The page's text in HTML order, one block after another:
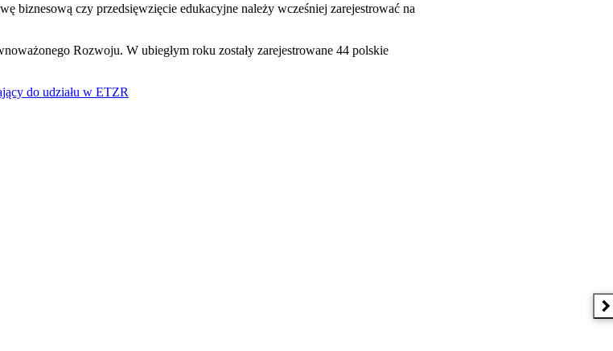
biznesową czy przedsięwzięcie edukacyjne należy wcześniej zarejestrować na
Rozwoju. W ubiegłym roku zostały zarejestrowane 44 polskie
do udziału w ETZR
- otwiera się w nowym oknie